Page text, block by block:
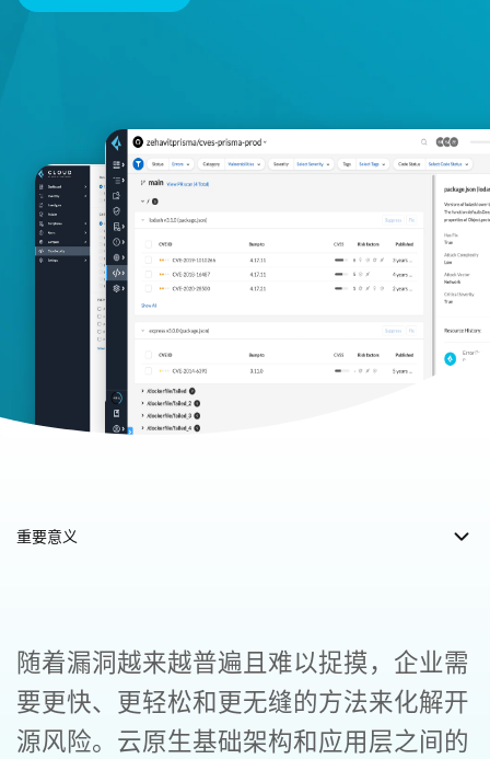
随着漏洞越来越普遍且难以捉摸，企业需
要更快、更轻松和更无缝的方法来化解开
源风险。云原生基础架构和应用层之间的